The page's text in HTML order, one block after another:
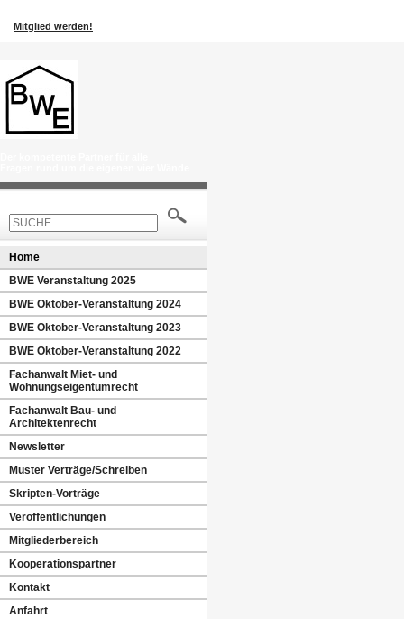
Mitglied werden!
Home
BWE Veranstaltung 2025
BWE Oktober-Veranstaltung 2024
BWE Oktober-Veranstaltung 2023
BWE Oktober-Veranstaltung 2022
Fachanwalt Miet- und
Wohnungseigentumrecht
Fachanwalt Bau- und
Architektenrecht
Newsletter
Muster Verträge/Schreiben
Skripten-Vorträge
Veröffentlichungen
Mitgliederbereich
Kooperationspartner
Kontakt
Anfahrt